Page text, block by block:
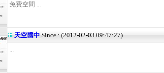
免費空間 ...
天空國中 Since : (2012-02-03 09:47:27)
...